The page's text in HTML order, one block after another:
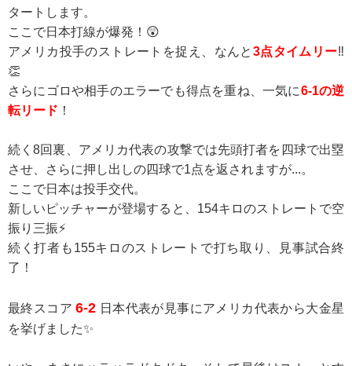
タートします。
ここで日本打線が爆発！😲
アメリカ投手のストレートを捉え、なんと 3点タイムリー‼️
👏
さらにゴロや相手のエラーでも得点を重ね、一気に6-1の逆
転リード ！
続く8回裏、アメリカ代表の攻撃では先頭打者を四球で出塁
させ、さらに押し出しの四球で1点を返されますが...。
ここで日本は投手交代。
新しいピッチャーが登場すると、154キロのストレートで空
振り三振⚡
続く打者も155キロのストレートで打ち取り、見事試合終
了！
最終スコア6-2 日本代表が見事にアメリカ代表から大金星
を挙げました✨